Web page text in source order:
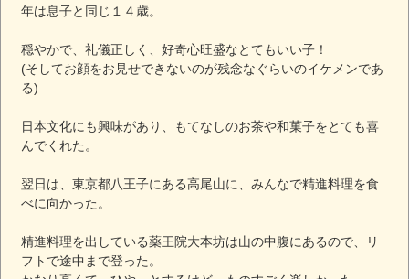
年は息子と同じ１４歳。
穏やかで、礼儀正しく、好奇心旺盛なとてもいい子！
(そしてお顔をお見せできないのが残念なぐらいのイケメンであ
る)
日本文化にも興味があり、もてなしのお茶や和菓子をとても喜
んでくれた。
翌日は、東京都八王子にある高尾山に、みんなで精進料理を食
べに向かった。
精進料理を出している薬王院大本坊は山の中腹にあるので、リ
フトで途中まで登った。